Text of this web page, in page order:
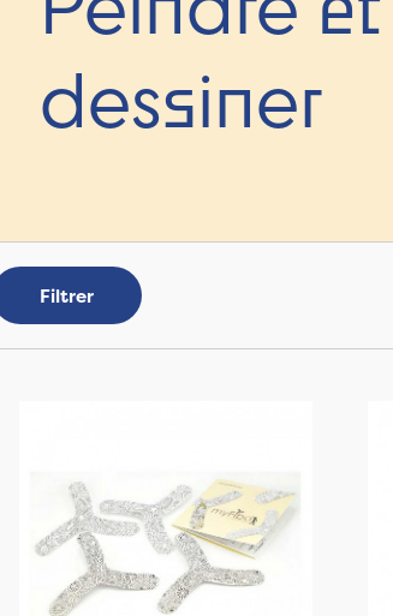
dessiner
Filtrer